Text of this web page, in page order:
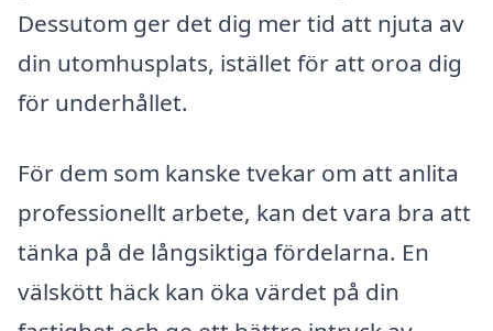
Dessutom ger det dig mer tid att njuta av
din utomhusplats, istället för att oroa dig
för underhållet.
För dem som kanske tvekar om att anlita
professionellt arbete, kan det vara bra att
tänka på de långsiktiga fördelarna. En
välskött häck kan öka värdet på din